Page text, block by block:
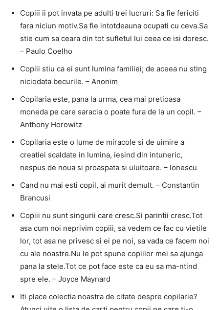
Copiii ii pot invata pe adulti trei lucruri: Sa fie fericiti
fara niciun motiv.Sa fie intotdeauna ocupati cu ceva.Sa
stie cum sa ceara din tot sufletul lui ceea ce isi doresc.
– Paulo Coelho
Copiii stiu ca ei sunt lumina familiei; de aceea nu sting
niciodata becurile. – Anonim
Copilaria este, pana la urma, cea mai pretioasa
moneda pe care saracia o poate fura de la un copil. –
Anthony Horowitz
Copilaria este o lume de miracole si de uimire a
creatiei scaldate in lumina, iesind din intuneric,
nespus de noua si proaspata si uluitoare. – Ionescu
Cand nu mai esti copil, ai murit demult. – Constantin
Brancusi
Copiii nu sunt singurii care cresc.Si parintii cresc.Tot
asa cum noi neprivim copiii, sa vedem ce fac cu vietile
lor, tot asa ne privesc si ei pe noi, sa vada ce facem noi
cu ale noastre.Nu le pot spune copiilor mei sa ajunga
pana la stele.Tot ce pot face este ca eu sa ma-ntind
spre ele. – Joyce Maynard
Iti place colectia noastra de citate despre copilarie?